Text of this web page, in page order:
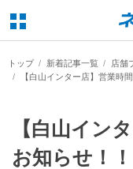
トップ 新着記事一覧 店舗
【白山インター店】営業時
【白山イン
お知らせ！！